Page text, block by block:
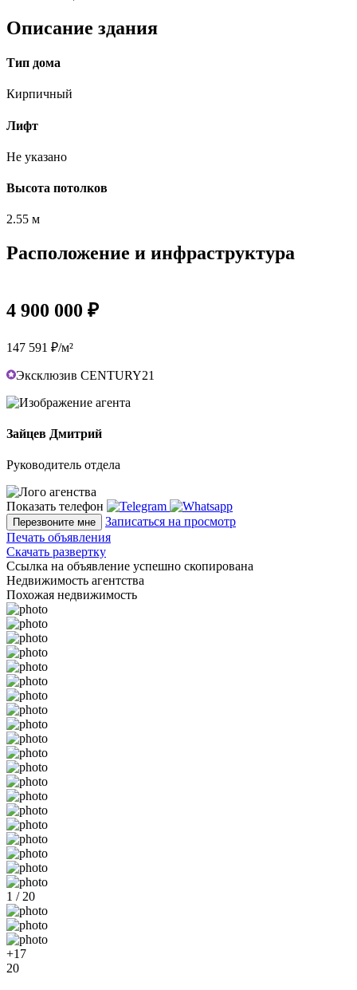
Описание здания
Тип дома
Кирпичный
Лифт
Не указано
Высота потолков
2.55 м
Расположение и инфраструктура
4 900 000 ₽
147 591 ₽/м²
Эксклюзив CENTURY21
Зайцев Дмитрий
Руководитель отдела
Показать телефон
Перезвоните мне
Записаться на просмотр
Печать объявления
Скачать развертку
Ссылка на объявление успешно скопирована
Недвижимость агентства
Похожая недвижимость
1 / 20
+17
20